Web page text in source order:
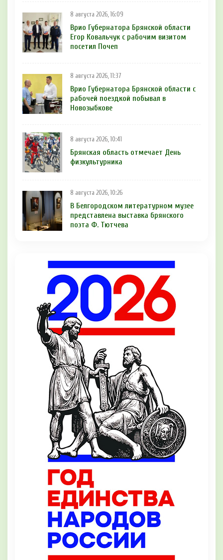
8 августа 2026, 16:09
Врио Губернатора Брянской области
Егор Ковальчук с рабочим визитом
посетил Почеп
8 августа 2026, 11:37
Врио Губернатора Брянской области с
рабочей поездкой побывал в
Новозыбкове
8 августа 2026, 10:41
Брянская область отмечает День
физкультурника
8 августа 2026, 10:26
В Белгородском литературном музее
представлена выставка брянского
поэта Ф. Тютчева